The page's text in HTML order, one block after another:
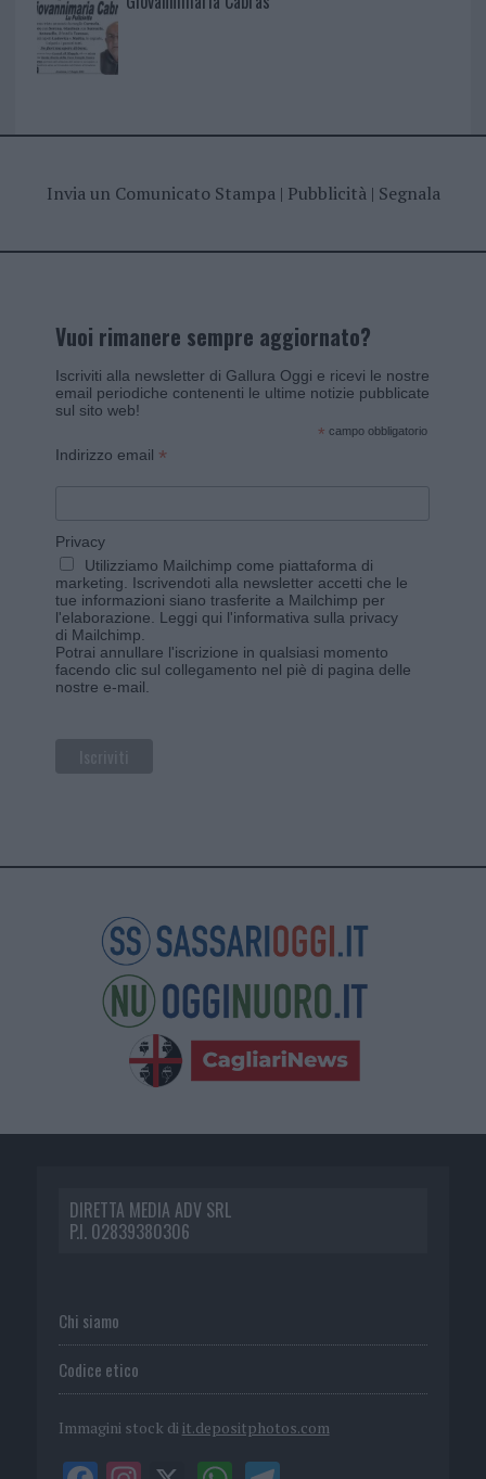
Invia un Comunicato Stampa| Pubblicità| Segnala
Vuoi rimanere sempre aggiornato?
Iscriviti alla newsletter di Gallura Oggi e ricevi le nostre
email periodiche contenenti le ultime notizie pubblicate
sul sito web!
* campo obbligatorio
Indirizzo email *
Privacy
Utilizziamo Mailchimp come piattaforma di
marketing. Iscrivendoti alla newsletter accetti che le
tue informazioni siano trasferite a Mailchimp per
l'elaborazione. Leggi qui l'informativa sulla privacy
di Mailchimp
Potrai annullare l'iscrizione in qualsiasi momento
facendo clic sul collegamento nel piè di pagina delle
nostre e-mail.
DIRETTA MEDIA ADV SRL
P.I. 02839380306
Chi siamo
Codice etico
Immagini stock di it.depositphotos.com